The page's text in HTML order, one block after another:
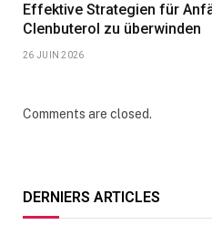
Effektive Strategien für
Clenbuterol zu überwinden
26 JUIN 2026
Comments are closed.
DERNIERS ARTICLES